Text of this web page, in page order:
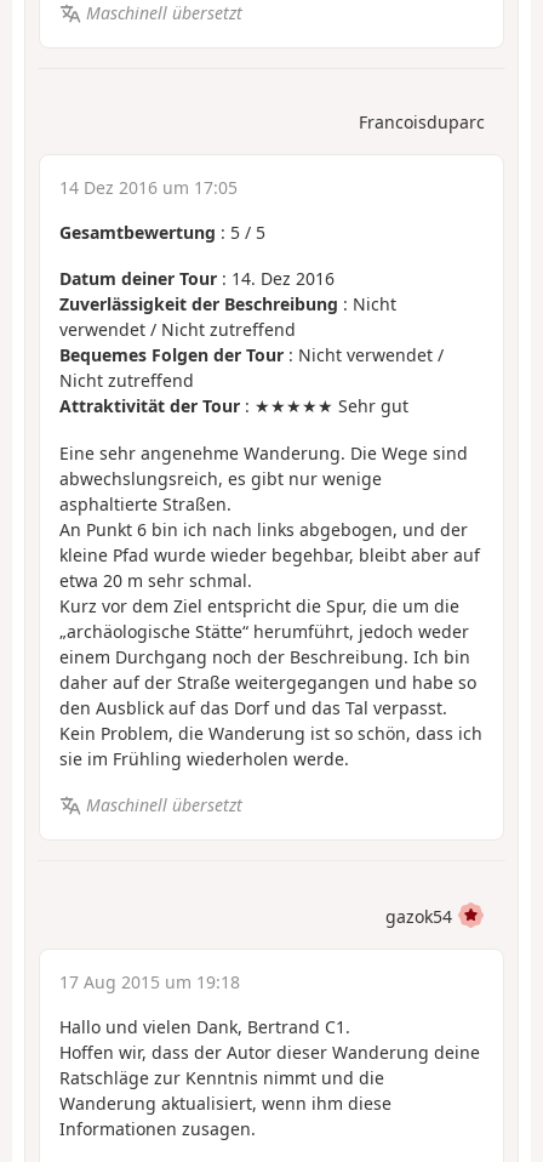
Maschinell übersetzt
Francoisduparc
14 Dez 2016 um 17:05
Gesamtbewertung : 5 / 5
Datum deiner Tour : 14. Dez 2016
Zuverlässigkeit der Beschreibung : Nicht
verwendet / Nicht zutreffend
Bequemes Folgen der Tour : Nicht verwendet /
Nicht zutreffend
Attraktivität der Tour : ★★★★★ Sehr gut
Eine sehr angenehme Wanderung. Die Wege sind
abwechslungsreich, es gibt nur wenige
asphaltierte Straßen.
An Punkt 6 bin ich nach links abgebogen, und der
kleine Pfad wurde wieder begehbar, bleibt aber auf
etwa 20 m sehr schmal.
Kurz vor dem Ziel entspricht die Spur, die um die
„archäologische Stätte“ herumführt, jedoch weder
einem Durchgang noch der Beschreibung. Ich bin
daher auf der Straße weitergegangen und habe so
den Ausblick auf das Dorf und das Tal verpasst.
Kein Problem, die Wanderung ist so schön, dass ich
sie im Frühling wiederholen werde.
Maschinell übersetzt
gazok54
17 Aug 2015 um 19:18
Hallo und vielen Dank, Bertrand C1.
Hoffen wir, dass der Autor dieser Wanderung deine
Ratschläge zur Kenntnis nimmt und die
Wanderung aktualisiert, wenn ihm diese
Informationen zusagen.